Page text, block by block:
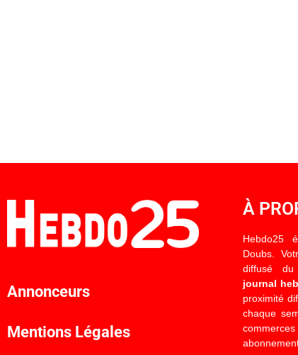
Annonceurs
Mentions Légales
À
Hebdo25
Doubs.
diffusé du
journal
proximité
chaque